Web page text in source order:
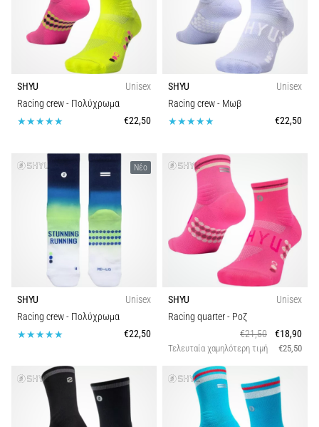
SHYU
Unisex
Racing crew- Πολύχρωμα
€22,50
SHYU
Unisex
Racing crew- Μωβ
€22,50
Νέο
SHYU
Unisex
Racing crew- Πολύχρωμα
€22,50
SHYU
Unisex
Racing quarter- Ροζ
€21,50
€18,90
Τελευταία χαμηλότερη τιμή €25,50